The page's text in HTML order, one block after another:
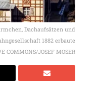
Dachaufsätzen und
1882 erbaute
COMMONS/JOSEF MOSER